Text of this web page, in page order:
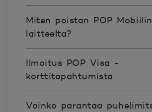
Miten poistan POP Mobiilin
laitteelta?
Ilmoitus POP Visa -
korttitapahtumista
Voinko parantaa